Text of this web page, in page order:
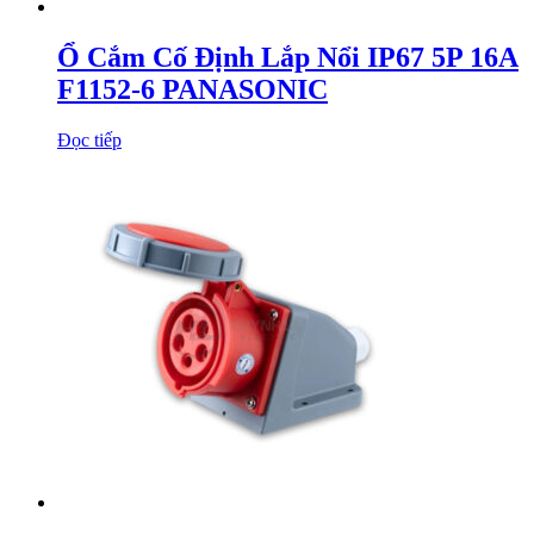
Ổ Cắm Cố Định Lắp Nổi IP67 5P 16A
F1152-6 PANASONIC
Đọc tiếp